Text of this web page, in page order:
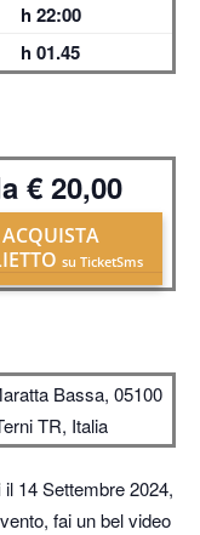
h 22:00
h 01.45
€ 20,00
ACQUISTA
su TicketSms
Bassa, 05100
TR, Italia
il 14 Settembre 2024,
fai un bel video